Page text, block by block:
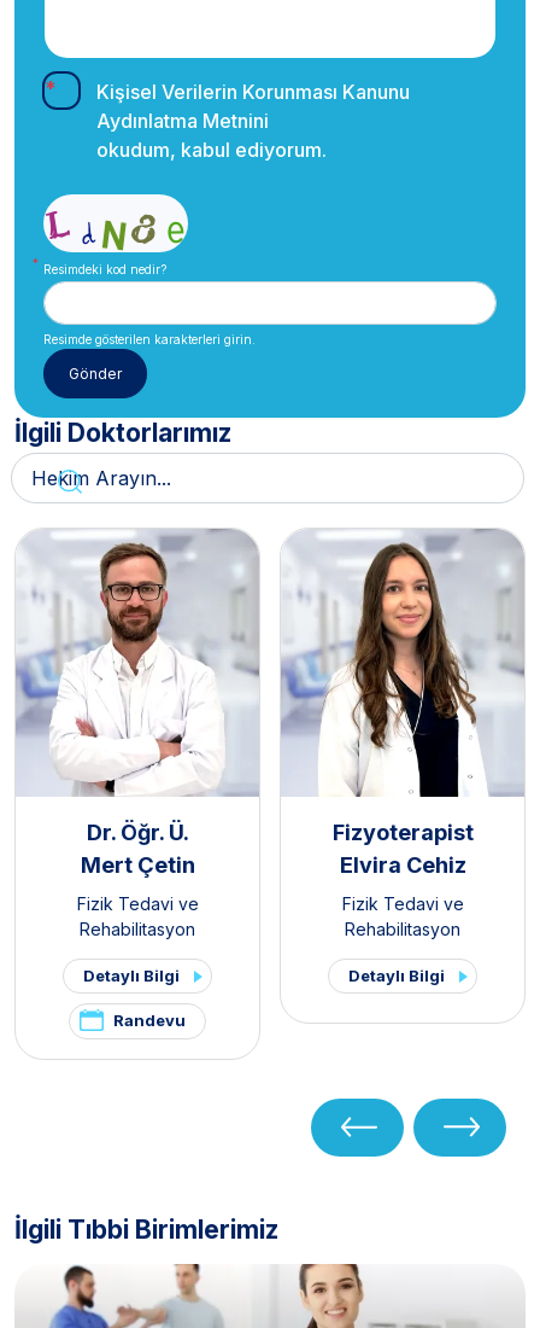
Kişisel Verilerin Korunması Kanunu
Aydınlatma Metnini
okudum, kabul ediyorum.
Resimdeki kod nedir?
Resimde gösterilen karakterleri girin.
İlgili Doktorlarımız
Dr. Öğr. Ü.
Mert Çetin
Fizik Tedavi ve
Rehabilitasyon
Detaylı Bilgi
Randevu
Fizyoterapist
Elvira Cehiz
Fizik Tedavi ve
Rehabilitasyon
Detaylı Bilgi
İlgili Tıbbi Birimlerimiz